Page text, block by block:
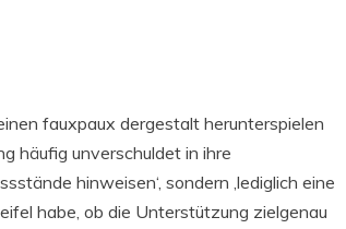
fauxpaux dergestalt herunterspielen
häufig unverschuldet in ihre
hinweisen‘, sondern ‚lediglich eine
habe, ob die Unterstützung zielgenau